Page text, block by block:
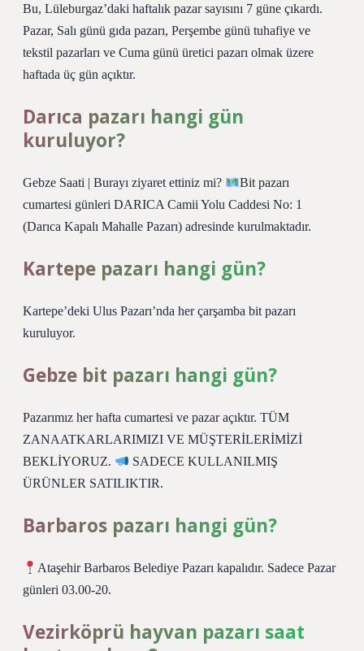
Bu, Lüleburgaz’daki haftalık pazar sayısını 7 güne çıkardı.
Pazar, Salı günü gıda pazarı, Perşembe günü tuhafiye ve
tekstil pazarları ve Cuma günü üretici pazarı olmak üzere
haftada üç gün açıktır.
Darıca pazarı hangi gün
kuruluyor?
Gebze Saati | Burayı ziyaret ettiniz mi?
Bit pazarı
cumartesi günleri DARICA Camii Yolu Caddesi No: 1
(Darıca Kapalı Mahalle Pazarı) adresinde kurulmaktadır.
Kartepe pazarı hangi gün?
Kartepe’deki Ulus Pazarı’nda her çarşamba bit pazarı
kuruluyor.
Gebze bit pazarı hangi gün?
Pazarımız her hafta cumartesi ve pazar açıktır. TÜM
ZANAATKARLARIMIZI VE MÜŞTERİLERİMİZİ
BEKLİYORUZ.
SADECE KULLANILMIŞ
ÜRÜNLER SATILIKTIR.
Barbaros pazarı hangi gün?
Ataşehir Barbaros Belediye Pazarı kapalıdır. Sadece Pazar
günleri 03.00-20.
Vezirköprü hayvan pazarı saat